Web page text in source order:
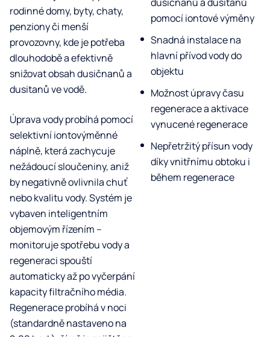
rodinné domy, byty, chaty,
penziony či menší
provozovny, kde je potřeba
dlouhodobě a efektivně
snižovat obsah dusičnanů a
dusitanů ve vodě.
Úprava vody probíhá pomocí
selektivní iontovýměnné
náplně, která zachycuje
nežádoucí sloučeniny, aniž
by negativně ovlivnila chuť
nebo kvalitu vody. Systém je
vybaven inteligentním
objemovým řízením –
monitoruje spotřebu vody a
regeneraci spouští
automaticky až po vyčerpání
kapacity filtračního média.
Regenerace probíhá v noci
(standardně nastaveno na
pomocí iontové výměny
Snadná instalace na
hlavní přívod vody do
objektu
Možnost úpravy času
regenerace a aktivace
vynucené regenerace
Nepřetržitý přísun vody
díky vnitřnímu obtoku i
během regenerace